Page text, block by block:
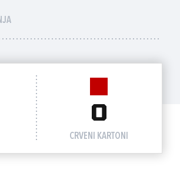
0
CRVENI KARTONI